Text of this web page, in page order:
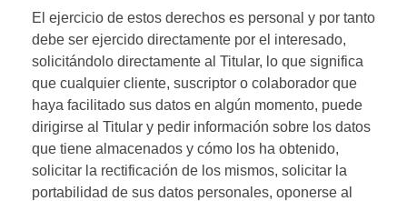
El ejercicio de estos derechos es personal y por tanto
debe ser ejercido directamente por el interesado,
solicitándolo directamente al Titular, lo que significa
que cualquier cliente, suscriptor o colaborador que
haya facilitado sus datos en algún momento, puede
dirigirse al Titular y pedir información sobre los datos
que tiene almacenados y cómo los ha obtenido,
solicitar la rectificación de los mismos, solicitar la
portabilidad de sus datos personales, oponerse al